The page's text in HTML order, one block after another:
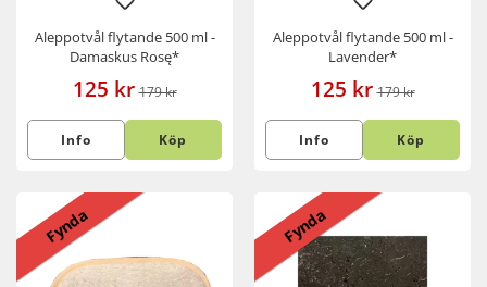
Aleppotvål flytande 500 ml -
Damaskus Rosę*
125 kr 179 kr
Info Köp
Aleppotvål flytande 500 ml -
Lavender*
125 kr 179 kr
Info Köp
Fynda Fynda